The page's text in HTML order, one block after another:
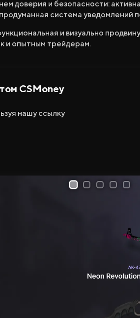
доверия и безопасности:
система
и визуально
и опытным трейдерам.
CSMoney
нашу ссылку
1 2 3 4 5